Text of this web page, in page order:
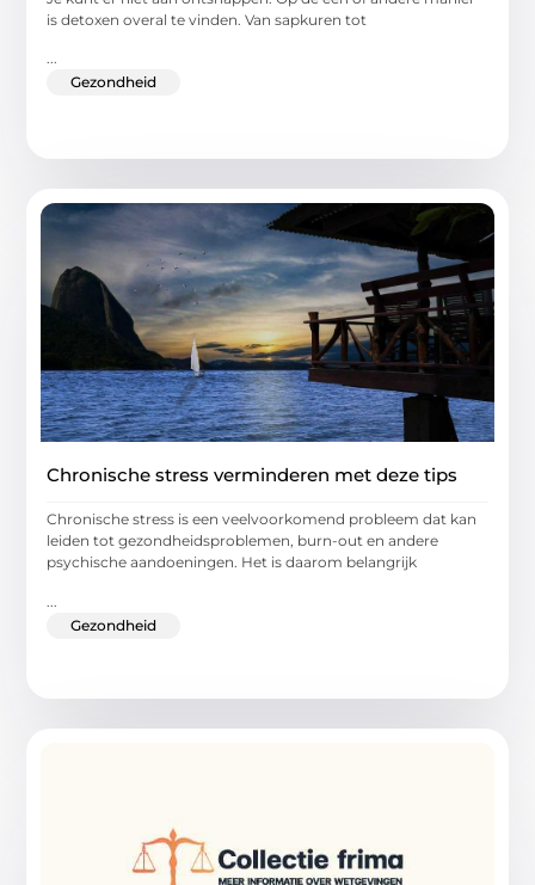
is detoxen overal te vinden. Van sapkuren tot
...
Gezondheid
Chronische stress verminderen met deze tips
Chronische stress is een veelvoorkomend probleem dat kan
leiden tot gezondheidsproblemen, burn-out en andere
psychische aandoeningen. Het is daarom belangrijk
Gezondheid